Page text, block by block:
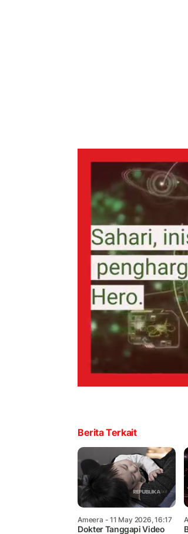
Berita Terkait
Ameera - 11 May 2026, 16:17
Dokter Tanggapi Video